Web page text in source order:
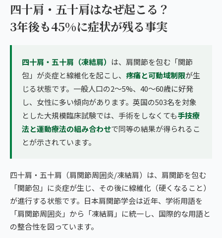
四十肩・五十肩はなぜ起こる？
3年後も45%に症状が残る事実
四十肩・五十肩（凍結肩） は、肩関節を包む「関節
包」が炎症と線維化を起こし、 疼痛と可動域制限が生
じる状態です。一般人口の2〜5%、40〜60歳に好発
し、女性に多い傾向があります。英国の503名を対象
とした大規模臨床試験では、手術をしなくても手技療
法と運動療法の組み合わせで同等の結果が得られるこ
とが示されています。
四十肩・五十肩（肩関節周囲炎/凍結肩）は、肩関節を包む
「関節包」に炎症が生じ、その後に線維化（硬くなること）
が進行する状態です。日本肩関節学会は近年、学術用語を
「肩関節周囲炎」から「凍結肩」に統一し、国際的な用語と
の整合性を図っています。